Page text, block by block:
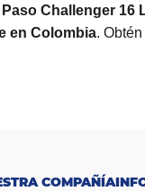
Challenger 16
en Colombia.
COMPAÑÍA